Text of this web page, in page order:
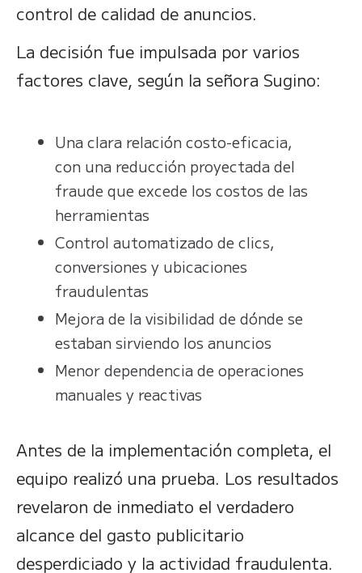
control de calidad de anuncios.
La decisión fue impulsada por varios
factores clave, según la señora Sugino:
Una clara relación costo-eficacia,
con una reducción proyectada del
fraude que excede los costos de las
herramientas
Control automatizado de clics,
conversiones y ubicaciones
fraudulentas
Mejora de la visibilidad de dónde se
estaban sirviendo los anuncios
Menor dependencia de operaciones
manuales y reactivas
Antes de la implementación completa, el
equipo realizó una prueba. Los resultados
revelaron de inmediato el verdadero
alcance del gasto publicitario
desperdiciado y la actividad fraudulenta.